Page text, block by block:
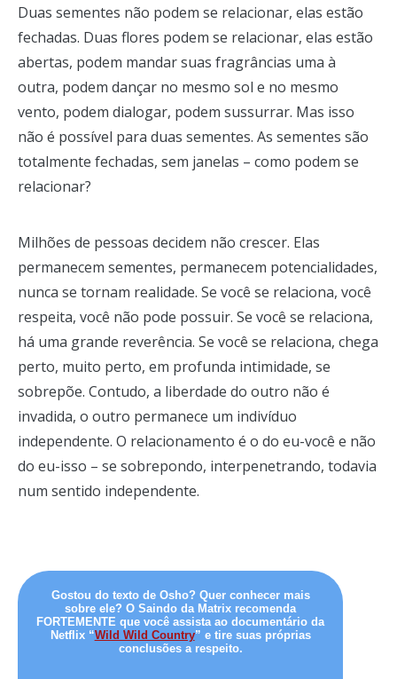
Duas sementes não podem se relacionar, elas estão
fechadas. Duas flores podem se relacionar, elas estão
abertas, podem mandar suas fragrâncias uma à
outra, podem dançar no mesmo sol e no mesmo
vento, podem dialogar, podem sussurrar. Mas isso
não é possível para duas sementes. As sementes são
totalmente fechadas, sem janelas – como podem se
relacionar?
Milhões de pessoas decidem não crescer. Elas
permanecem sementes, permanecem potencialidades,
nunca se tornam realidade. Se você se relaciona, você
respeita, você não pode possuir. Se você se relaciona,
há uma grande reverência. Se você se relaciona, chega
perto, muito perto, em profunda intimidade, se
sobrepõe. Contudo, a liberdade do outro não é
invadida, o outro permanece um indivíduo
independente. O relacionamento é o do eu-você e não
do eu-isso – se sobrepondo, interpenetrando, todavia
num sentido independente.
Gostou do texto de Osho? Quer conhecer mais
sobre ele? O Saindo da Matrix recomenda
FORTEMENTE que você assista ao documentário da
Netflix “Wild Wild Country” e tire suas próprias
conclusões a respeito.